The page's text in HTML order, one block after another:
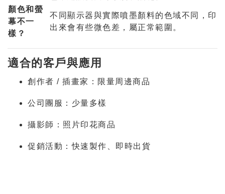
顏色和螢
幕不一
樣？
不同顯示器與實際噴墨顏料的色域不同，印
出來會有些微色差，屬正常範圍。
適合的客戶與應用
創作者 / 插畫家：限量周邊商品
公司團服：少量多樣
攝影師：照片印花商品
促銷活動：快速製作、即時出貨